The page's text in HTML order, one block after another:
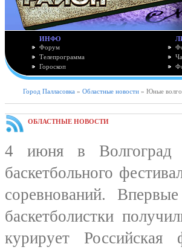
ИНФО
Форум
Телепрограмма
Гороскоп
Город Палласовка » Областные новости » Юные
ОБЛАСТНЫЕ НОВОСТИ
4 июня в Волгоград
баскетбольного
соревнований.
баскетболистки
курирует Российская